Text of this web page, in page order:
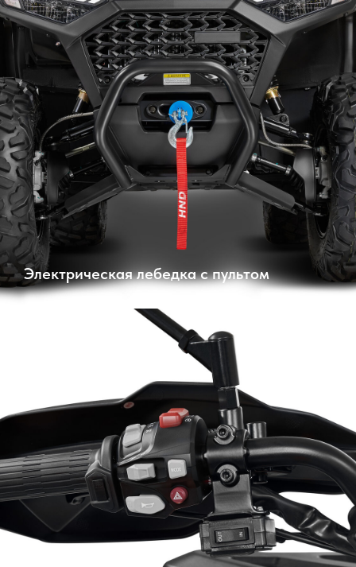
Электрическая лебедка с пультом